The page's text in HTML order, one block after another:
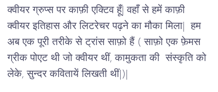
क्वीयर ग्रुप्स पर काफ़ी एक्टिव हूँ| वहाँ से हमें काफ़ी
क्वीयर इतिहास और लिटरेचर पढ़ने का मौका मिला|  हम
अब एक पूरी तरीके से ट्रांस साफ़ो हैं ( साफ़ो एक फ़ेमस
ग्रीक पोएट थी जो क्वीयर थीं, कामुकता की  संस्कृति को
लेके, सुन्दर कवितायें लिखती थीं|)|